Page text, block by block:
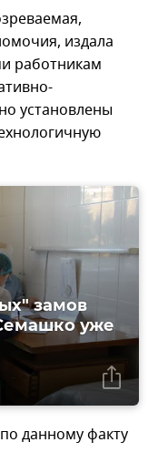
издала
работникам
установлены
замов
уже
данному факту